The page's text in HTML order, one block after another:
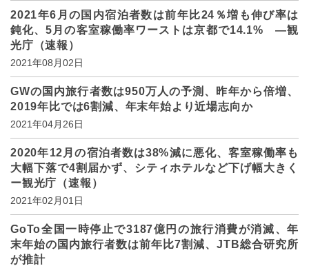
2021年6月の国内宿泊者数は前年比24％増も伸び率は
鈍化、5月の客室稼働率ワーストは京都で14.1% ―観
光庁（速報）
2021年08月02日
GWの国内旅行者数は950万人の予測、昨年から倍増、
2019年比では6割減、年末年始より近場志向か
2021年04月26日
2020年12月の宿泊者数は38%減に悪化、客室稼働率も
大幅下落で4割届かず、シティホテルなど下げ幅大きく
ー観光庁（速報）
2021年02月01日
GoTo全国一時停止で3187億円の旅行消費が消滅、年
末年始の国内旅行者数は前年比7割減、JTB総合研究所
が推計